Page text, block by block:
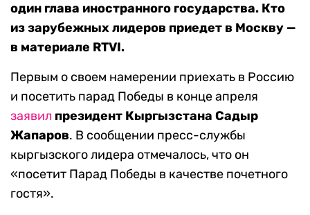
один глава иностранного государства. Кто
из зарубежных лидеров приедет в Москву —
в материале RTVI.
Первым о своем намерении приехать в Россию
и посетить парад Победы в конце апреля
заявил президент Кыргызстана Садыр
Жапаров. В сообщении пресс-службы
кыргызского лидера отмечалось, что он
«посетит Парад Победы в качестве почетного
гостя».